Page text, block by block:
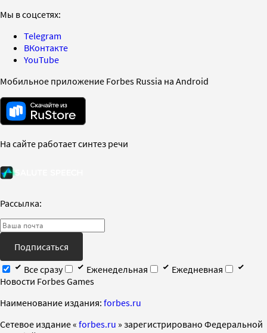
Мы в соцсетях:
Telegram
ВКонтакте
YouTube
Мобильное приложение Forbes Russia на Android
На сайте работает синтез речи
Рассылка:
Подписаться
Все сразу
Еженедельная
Ежедневная
Новости Forbes Games
Наименование издания: forbes.ru
Cетевое издание « forbes.ru » зарегистрировано Федеральной